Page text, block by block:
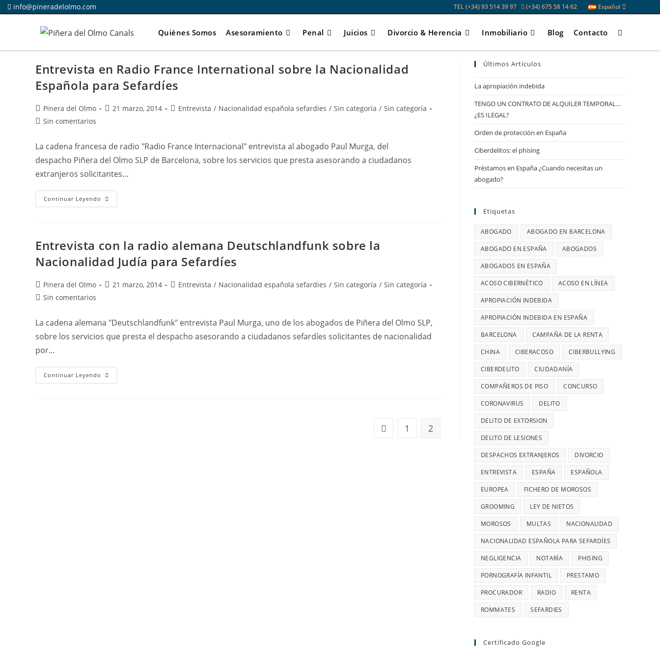
TEL (+34) 93 514 39 97 (+34) 675 58 14 62 Español
info@pineradelolmo.com
Quiénes Somos Asesoramiento Penal Juicios Divorcio & Herencia Inmobiliario Blog Contacto Alternar
de
Entrevista en Radio France International sobre la Nacionalidad
Española para Sefardíes
Autor
de
Pinera del Olmo
Publicación
21 marzo, 2014
Categoría
Entrevista / Nacionalidad española sefardies / Sin categoría / Sin categoría
Comentarios
la
entrada:
Sin comentarios
La cadena francesa de radio "Radio France Internacional" entrevista al abogado Paul Murga, del
despacho Piñera del Olmo SLP de Barcelona, sobre los servicios que presta asesorando a ciudadanos
extranjeros solicitantes…
Continuar Leyendo Entrevista
En
Nacionalidad
Para
Sefardíes
Entrevista con la radio alemana Deutschlandfunk sobre la
Nacionalidad Judía para Sefardíes
Autor
de
Pinera del Olmo
Publicación
21 marzo, 2014
Categoría
Entrevista / Nacionalidad española sefardies / Sin categoría / Sin categoría
Comentarios
la
entrada:
Sin comentarios
La cadena alemana "Deutschlandfunk" entrevista Paul Murga, uno de los abogados de Piñera del Olmo SLP,
sobre los servicios que presta el despacho asesorando a ciudadanos sefardíes solicitantes de nacionalidad
por…
Continuar Leyendo Entrevista
Con
Ir a la página anterior
1 2
Últimos Artículos
La apropiación indebida
TENGO UN CONTRATO DE ALQUILER TEMPORAL…
¿ES ILEGAL?
Orden de protección en España
Ciberdelitos: el phising
Préstamos en España ¿Cuando necesitas un
abogado?
Etiquetas
ABOGADO ABOGADO EN BARCELONA
ABOGADO EN ESPAÑA ABOGADOS
ABOGADOS EN ESPAÑA
ACOSO CIBERNÉTICO ACOSO EN LÍNEA
APROPIACIÓN INDEBIDA
APROPIACIÓN INDEBIDA EN ESPAÑA
BARCELONA CAMPAÑA DE LA RENTA
CHINA CIBERACOSO CIBERBULLYING
CIBERDELITO CIUDADANÍA
COMPAÑEROS DE PISO CONCURSO
CORONAVIRUS DELITO
DELITO DE EXTORSION
DELITO DE LESIONES
DESPACHOS EXTRANJEROS DIVORCIO
ENTREVISTA ESPAÑA ESPAÑOLA
EUROPEA FICHERO DE MOROSOS
GROOMING LEY DE NIETOS
MOROSOS MULTAS NACIONALIDAD
NACIONALIDAD ESPAÑOLA PARA SEFARDÍES
NEGLIGENCIA NOTARÍA PHISING
PORNOGRAFÍA INFANTIL PRESTAMO
PROCURADOR RADIO RENTA
ROMMATES SEFARDIES
Certificado Google